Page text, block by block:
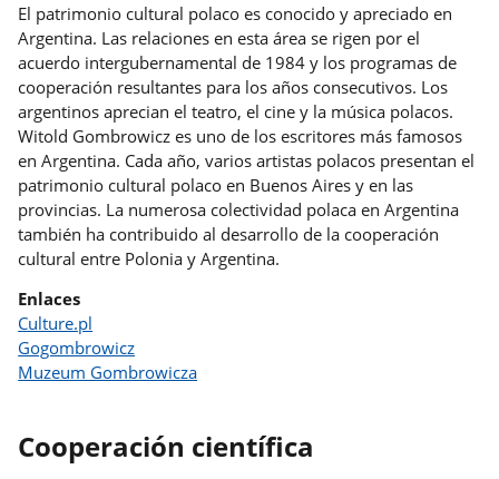
El patrimonio cultural polaco es conocido y apreciado en
Argentina. Las relaciones en esta área se rigen por el
acuerdo intergubernamental de 1984 y los programas de
cooperación resultantes para los años consecutivos. Los
argentinos aprecian el teatro, el cine y la música polacos.
Witold Gombrowicz es uno de los escritores más famosos
en Argentina. Cada año, varios artistas polacos presentan el
patrimonio cultural polaco en Buenos Aires y en las
provincias. La numerosa colectividad polaca en Argentina
también ha contribuido al desarrollo de la cooperación
cultural entre Polonia y Argentina.
Enlaces
Culture.pl
Gogombrowicz
Muzeum Gombrowicza
Cooperación científica